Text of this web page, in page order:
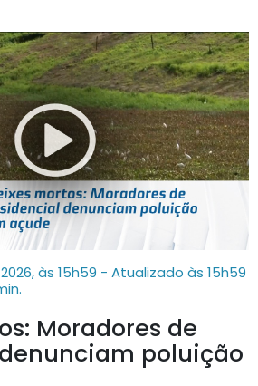
às 15h59 - Atualizado às 15h59
Moradores de
poluição